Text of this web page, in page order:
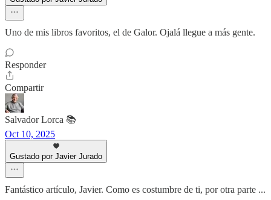
Uno de mis libros favoritos, el de Galor. Ojalá llegue a más gente.
Responder
Compartir
Salvador Lorca 📚
Oct 10, 2025
Gustado por Javier Jurado
Fantástico artículo, Javier. Como es costumbre de ti, por otra parte ...